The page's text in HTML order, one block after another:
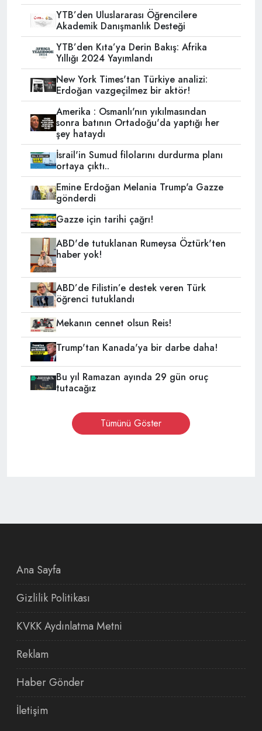
YTB’den Uluslararası Öğrencilere
Akademik Danışmanlık Desteği
YTB’den Kıta’ya Derin Bakış: Afrika
Yıllığı 2024 Yayımlandı
New York Times'tan Türkiye analizi:
Erdoğan vazgeçilmez bir aktör!
Amerika : Osmanlı'nın yıkılmasından
sonra batının Ortadoğu'da yaptığı her
şey hataydı
İsrail'in Sumud filolarını durdurma planı
ortaya çıktı..
Emine Erdoğan Melania Trump'a Gazze
gönderdi
Gazze için tarihi çağrı!
ABD'de tutuklanan Rumeysa Öztürk'ten
haber yok!
ABD’de Filistin’e destek veren Türk
öğrenci tutuklandı
Mekanın cennet olsun Reis!
Trump'tan Kanada'ya bir darbe daha!
Bu yıl Ramazan ayında 29 gün oruç
tutacağız
Tümünü Göster
Ana Sayfa
Gizlilik Politikası
KVKK Aydınlatma Metni
Reklam
Haber Gönder
İletişim